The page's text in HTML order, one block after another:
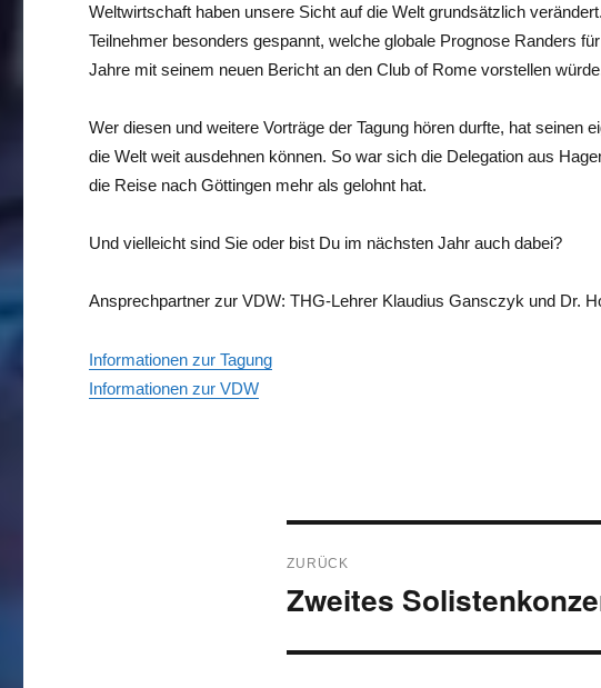
Weltwirtschaft haben unsere Sicht auf die Welt grundsätzlich
Teilnehmer besonders gespannt, welche globale Prognose Randers
Jahre mit seinem neuen Bericht an den Club of Rome vorstellen
Wer diesen und weitere Vorträge der Tagung hören durfte, hat seinen
die Welt weit ausdehnen können. So war sich die Delegation aus
die Reise nach Göttingen mehr als gelohnt hat.
Und vielleicht sind Sie oder bist Du im nächsten Jahr auch dabei?
Ansprechpartner zur VDW: THG-Lehrer Klaudius Gansczyk und Dr.
Informationen zur Tagung
Informationen zur VDW
ZURÜCK
Vorheriger
Zweites